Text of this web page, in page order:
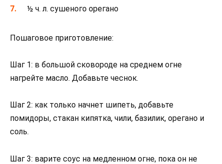
½ ч. л. сушеного орегано
Пошаговое приготовление:
Шаг 1: в большой сковороде на среднем огне
нагрейте масло. Добавьте чеснок.
Шаг 2: как только начнет шипеть, добавьте
помидоры, стакан кипятка, чили, базилик, орегано и
соль.
Шаг 3: варите соус на медленном огне, пока он не